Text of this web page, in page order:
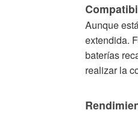
Aunque
extendida.
baterías
realizar la